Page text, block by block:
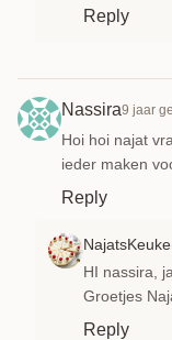
Reply
Nassira9 jaar
Hoi hoi najat
ieder maken
Reply
HI nassira,
Groetjes
Reply